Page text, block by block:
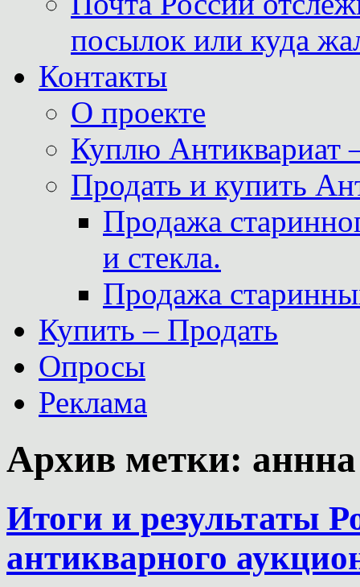
посылок или куда
Контакты
О проекте
Куплю Антиквариат
Продать и купить
Продажа
и стекла.
Продажа
Купить – Продать
Опросы
Реклама
Архив метки:
Итоги и результаты
антикварного